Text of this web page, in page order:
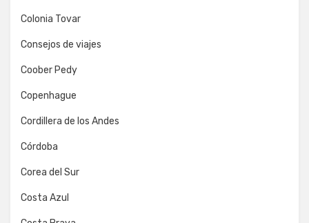
Colonia Tovar
Consejos de viajes
Coober Pedy
Copenhague
Cordillera de los Andes
Córdoba
Corea del Sur
Costa Azul